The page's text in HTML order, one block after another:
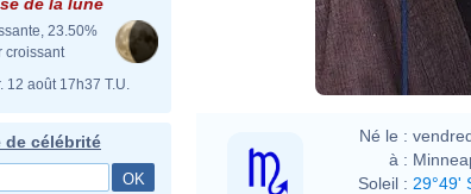
23.50%
croissant
12 août 17h37 T.U.
de célébrité Né le :
à :
Soleil : 29°49'